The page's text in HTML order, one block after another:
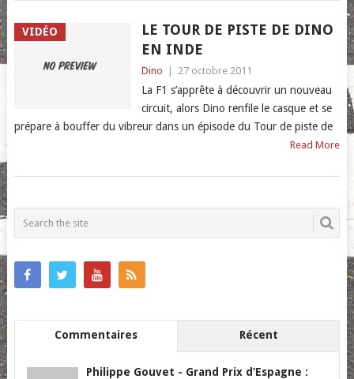
VIDÉO
LE TOUR DE PISTE DE DINO
EN INDE
Dino 27 octobre 2011
La F1 s’apprête à découvrir un nouveau
circuit, alors Dino renfile le casque et se
prépare à bouffer du vibreur dans un épisode du Tour de piste de
Read More
POSTS
NAVIGATION
Commentaires Récent
Philippe Gouvet - Grand Prix d’Espagne :